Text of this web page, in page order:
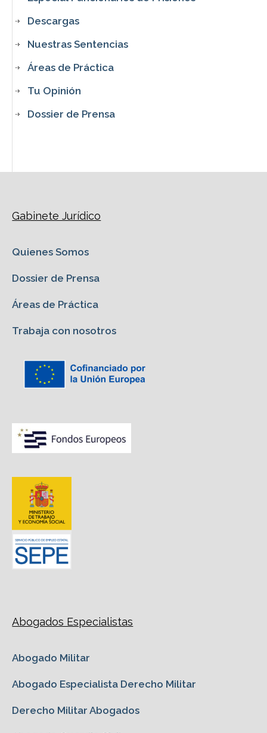
Descargas
Nuestras Sentencias
Áreas de Práctica
Tu Opinión
Dossier de Prensa
Gabinete Jurídico
Quienes Somos
Dossier de Prensa
Áreas de Práctica
Trabaja con nosotros
Abogados Especialistas
Abogado Militar
Abogado Especialista Derecho Militar
Derecho Militar Abogados